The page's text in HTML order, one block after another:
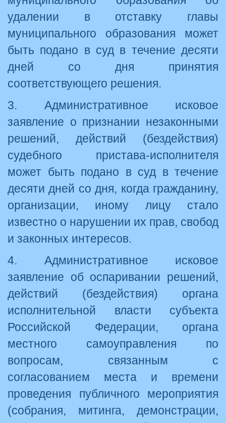
удалении в отставку главы
муниципального образования может
быть подано в суд в течение десяти
дней со дня принятия
соответствующего решения.
3. Административное исковое
заявление о признании незаконными
решений, действий (бездействия)
судебного пристава-исполнителя
может быть подано в суд в течение
десяти дней со дня, когда гражданину,
организации, иному лицу стало
известно о нарушении их прав, свобод
и законных интересов.
4. Административное исковое
заявление об оспаривании решений,
действий (бездействия) органа
исполнительной власти субъекта
Российской Федерации, органа
местного самоуправления по
вопросам, связанным с
согласованием места и времени
проведения публичного мероприятия
(собрания, митинга, демонстрации,